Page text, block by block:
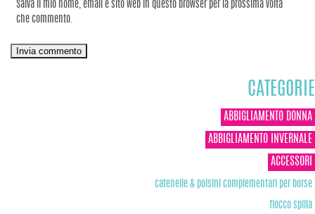
Salva il mio nome, email e sito web in questo browser per la prossima volta
che commento.
CATEGORIE
ABBIGLIAMENTO DONNA
ABBIGLIAMENTO INVERNALE
ACCESSORI
catenelle & polsini complementari per borse
fiocco spilla